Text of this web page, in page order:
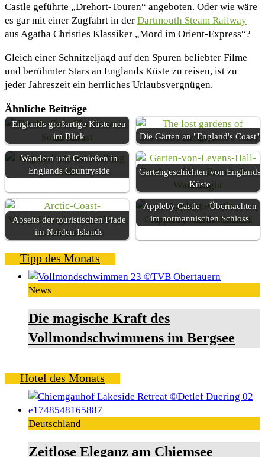
Castle geführte „Drehort-Touren“ angeboten. Oder wie wäre
es gar mit einer Zugfahrt in der Dartmouth Steam Railway
aus Agatha Christies Klassiker „Mord im Orient-Express“?
Gleich einer Schnitzeljagd auf den Spuren beliebter Filme
und berühmter Stars an Englands Küste zu reisen, ist zu
jeder Jahreszeit ein herrliches Urlaubsvergnügen.
Ähnliche Beiträge
Englands großartige Küste neu
im Blick
Die Gärten an "England's Coast"
Wandern und Genießen in
Englands Countryside
Gartengeschichten von Englands
Küste
Abseits der touristischen Pfade
im Norden Islands
Appleby Castle – Übernachten
im normannischen Schloss
Tipp des Monats
News
Die magische Kraft des
Vollmondschwimmens im Bergsee
Hotel des Monats
Deutschland
Zeitlose Eleganz am Chiemsee